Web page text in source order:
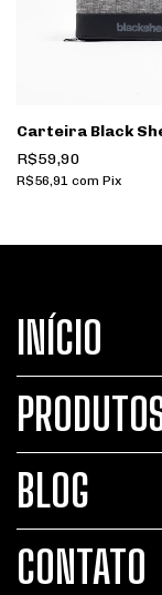
Carteira Black
R$59,90
R$56,91 com Pix
INÍCIO
BLOG
CONTATO